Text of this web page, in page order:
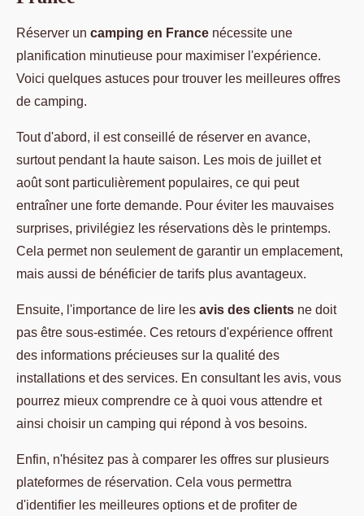
Réserver un camping en France nécessite une
planification minutieuse pour maximiser l'expérience.
Voici quelques astuces pour trouver les meilleures offres
de camping.
Tout d'abord, il est conseillé de réserver en avance,
surtout pendant la haute saison. Les mois de juillet et
août sont particulièrement populaires, ce qui peut
entraîner une forte demande. Pour éviter les mauvaises
surprises, privilégiez les réservations dès le printemps.
Cela permet non seulement de garantir un emplacement,
mais aussi de bénéficier de tarifs plus avantageux.
Ensuite, l'importance de lire les avis des clients ne doit
pas être sous-estimée. Ces retours d'expérience offrent
des informations précieuses sur la qualité des
installations et des services. En consultant les avis, vous
pourrez mieux comprendre ce à quoi vous attendre et
ainsi choisir un camping qui répond à vos besoins.
Enfin, n'hésitez pas à comparer les offres sur plusieurs
plateformes de réservation. Cela vous permettra
d'identifier les meilleures options et de profiter de